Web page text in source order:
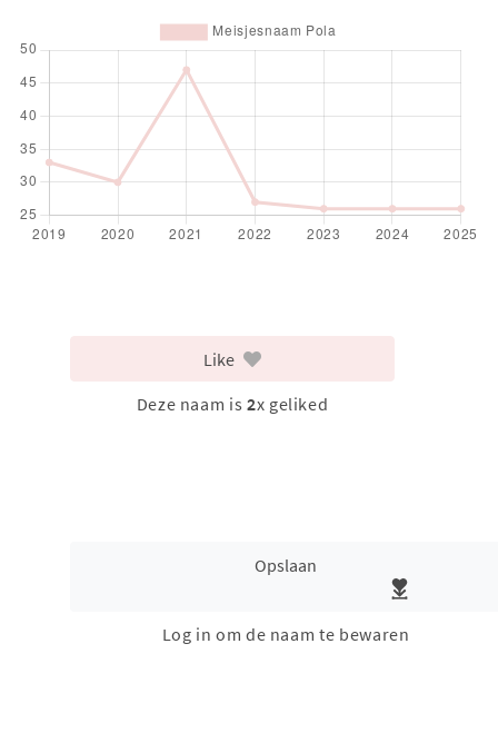
Like
Deze naam is 2x geliked
Opslaan
Log in om de naam te bewaren